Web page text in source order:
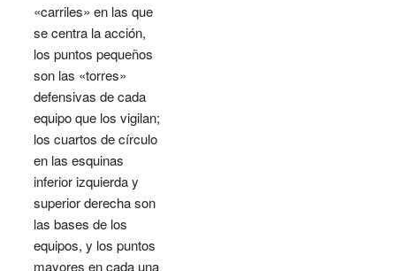
«carriles» en las que
se centra la acción,
los puntos pequeños
son las «torres»
defensivas de cada
equipo que los vigilan;
los cuartos de círculo
en las esquinas
inferior izquierda y
superior derecha son
las bases de los
equipos, y los puntos
mayores en cada una